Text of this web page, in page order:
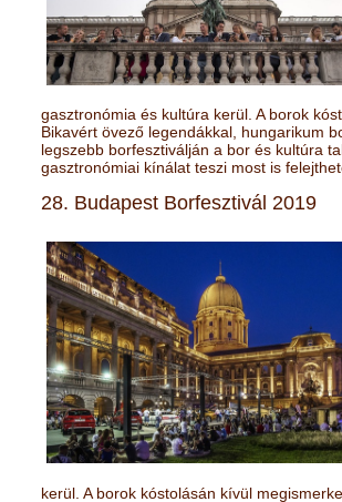
gasztronómia és kultúra kerül. A borok
Bikavért övező legendákkal, hungarikum
legszebb borfesztiválján a bor és kultúra
gasztronómiai kínálat teszi most is
28. Budapest Borfesztivál 2019
kerül. A borok kóstolásán kívül